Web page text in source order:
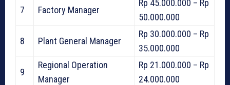
7 Factory Manager
Rp 45.000.000 – Rp
50.000.000
8 Plant General Manager
Rp 30.000.000 – Rp
35.000.000
9
Regional Operation
Manager
Rp 21.000.000 – Rp
24.000.000